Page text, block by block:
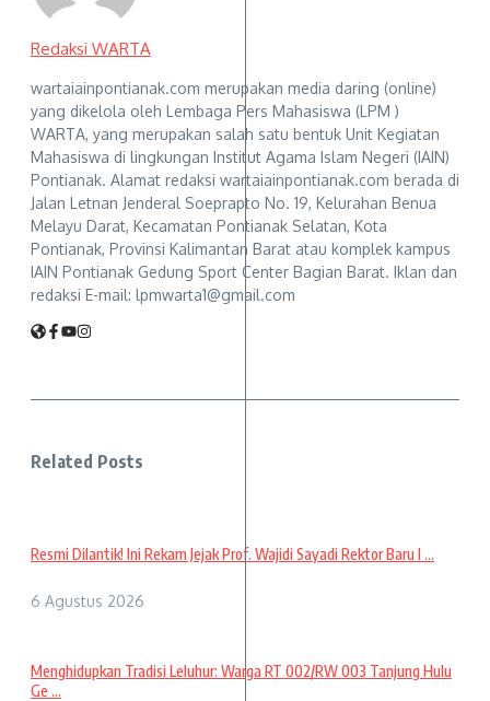
Redaksi WARTA
wartaiainpontianak.com merupakan media daring (online)
yang dikelola oleh Lembaga Pers Mahasiswa (LPM )
WARTA, yang merupakan salah satu bentuk Unit Kegiatan
Mahasiswa di lingkungan Institut Agama Islam Negeri (IAIN)
Pontianak. Alamat redaksi wartaiainpontianak.com berada di
Jalan Letnan Jenderal Soeprapto No. 19, Kelurahan Benua
Melayu Darat, Kecamatan Pontianak Selatan, Kota
Pontianak, Provinsi Kalimantan Barat atau komplek kampus
IAIN Pontianak Gedung Sport Center Bagian Barat. Iklan dan
redaksi E-mail: lpmwarta1@gmail.com
Related Posts
Resmi Dilantik! Ini Rekam Jejak Prof. Wajidi Sayadi Rektor Baru I ...
6 Agustus 2026
Menghidupkan Tradisi Leluhur: Warga RT 002/RW 003 Tanjung Hulu
Ge ...